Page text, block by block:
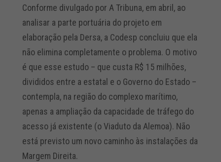
Conforme divulgado por A Tribuna, em abril, ao
analisar a parte portuária do projeto em
elaboração pela Dersa, a Codesp concluiu que ela
não elimina completamente o problema. O motivo
é que esse estudo – que custa R$ 15 milhões,
divididos entre a estatal e o Governo do Estado –
contempla, na região do complexo marítimo,
apenas a ampliação da capacidade de tráfego do
acesso já existente (o Viaduto da Alemoa). Não
está previsto um novo caminho às instalações da
Margem Direita.